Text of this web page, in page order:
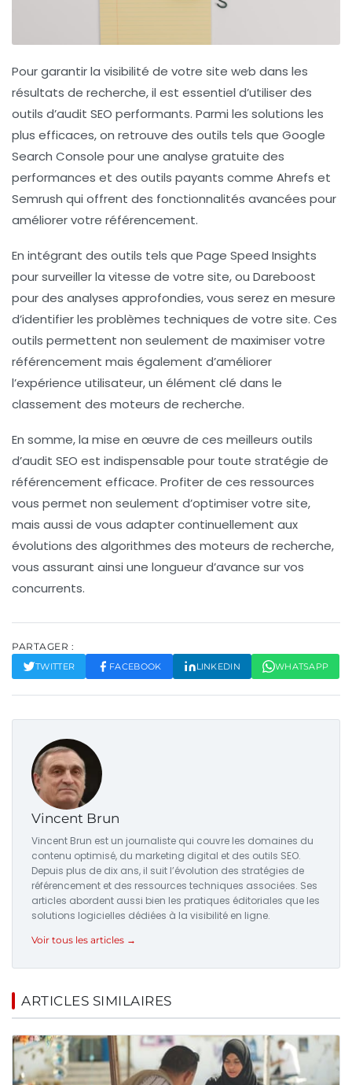
Pour garantir la visibilité de votre site web dans les
résultats de recherche, il est essentiel d’utiliser des
outils d’audit SEO performants. Parmi les solutions les
plus efficaces, on retrouve des outils tels que Google
Search Console pour une analyse gratuite des
performances et des outils payants comme Ahrefs et
Semrush qui offrent des fonctionnalités avancées pour
améliorer votre référencement.
En intégrant des outils tels que Page Speed Insights
pour surveiller la vitesse de votre site, ou Dareboost
pour des analyses approfondies, vous serez en mesure
d’identifier les problèmes techniques de votre site. Ces
outils permettent non seulement de maximiser votre
référencement mais également d’améliorer
l’expérience utilisateur, un élément clé dans le
classement des moteurs de recherche.
En somme, la mise en œuvre de ces meilleurs outils
d’audit SEO est indispensable pour toute stratégie de
référencement efficace. Profiter de ces ressources
vous permet non seulement d’optimiser votre site,
mais aussi de vous adapter continuellement aux
évolutions des algorithmes des moteurs de recherche,
vous assurant ainsi une longueur d’avance sur vos
concurrents.
PARTAGER :
TWITTER FACEBOOK LINKEDIN WHATSAPP
Vincent Brun
Vincent Brun est un journaliste qui couvre les domaines du
contenu optimisé, du marketing digital et des outils SEO.
Depuis plus de dix ans, il suit l’évolution des stratégies de
référencement et des ressources techniques associées. Ses
articles abordent aussi bien les pratiques éditoriales que les
solutions logicielles dédiées à la visibilité en ligne.
Voir tous les articles →
ARTICLES SIMILAIRES